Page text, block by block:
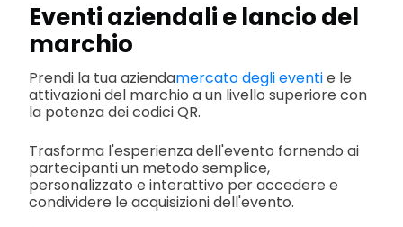
Eventi aziendali e lancio del
marchio
Prendi la tua aziendamercato degli eventie le
attivazioni del marchio a un livello superiore con
la potenza dei codici QR.
Trasforma l'esperienza dell'evento fornendo ai
partecipanti un metodo semplice,
personalizzato e interattivo per accedere e
condividere le acquisizioni dell'evento.